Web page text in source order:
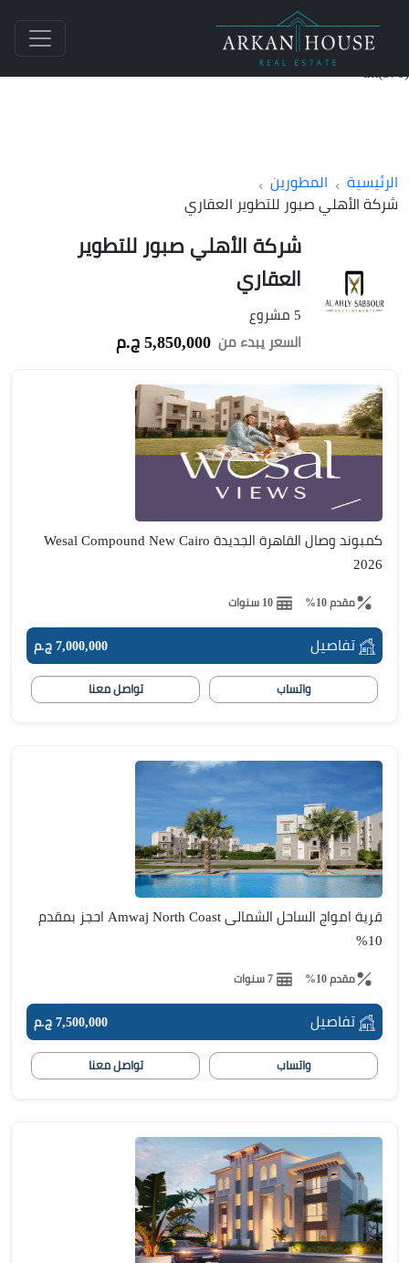
الرئيسية
المطورين
شركة الأهلي صبور للتطوير العقاري
شركة الأهلي صبور للتطوير
العقاري
5 مشروع
السعر يبدء من 5,850,000 ج.م
كمبوند وصال القاهرة الجديدة Wesal Compound New Cairo
2026
مقدم 10% 10 سنوات
تفاصيل 7,000,000 ج.م
واتساب تواصل معنا
قرية امواج الساحل الشمالى Amwaj North Coast احجز بمقدم
10%
مقدم 10% 7 سنوات
تفاصيل 7,500,000 ج.م
واتساب تواصل معنا